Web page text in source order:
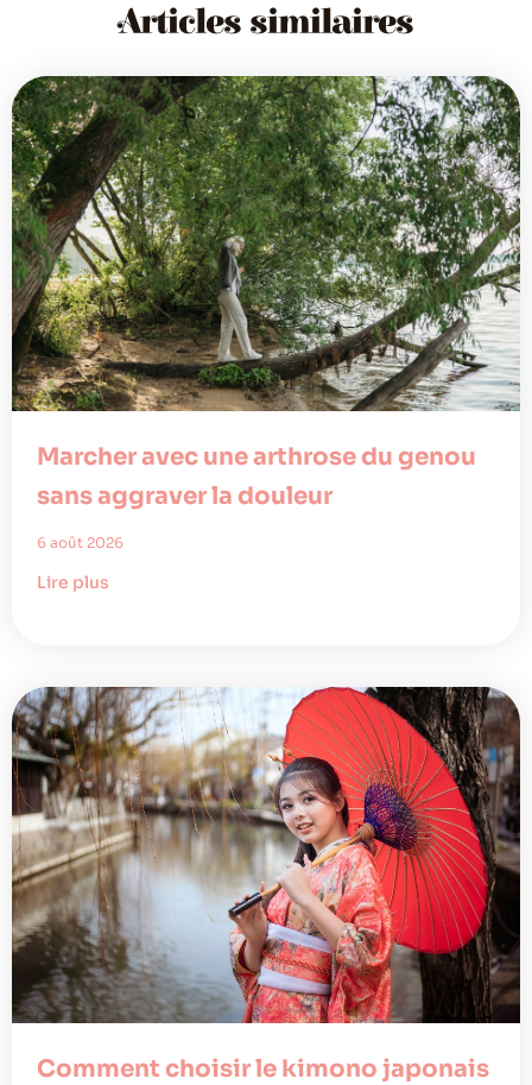
Articles similaires
Marcher avec une arthrose du genou
sans aggraver la douleur
6 août 2026
Lire plus
Comment choisir le kimono japonais